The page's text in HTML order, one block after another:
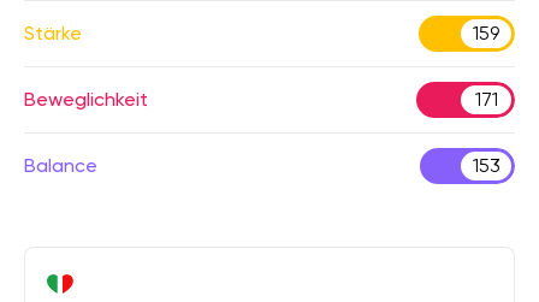
Stärke 159
Beweglichkeit 171
Balance 153